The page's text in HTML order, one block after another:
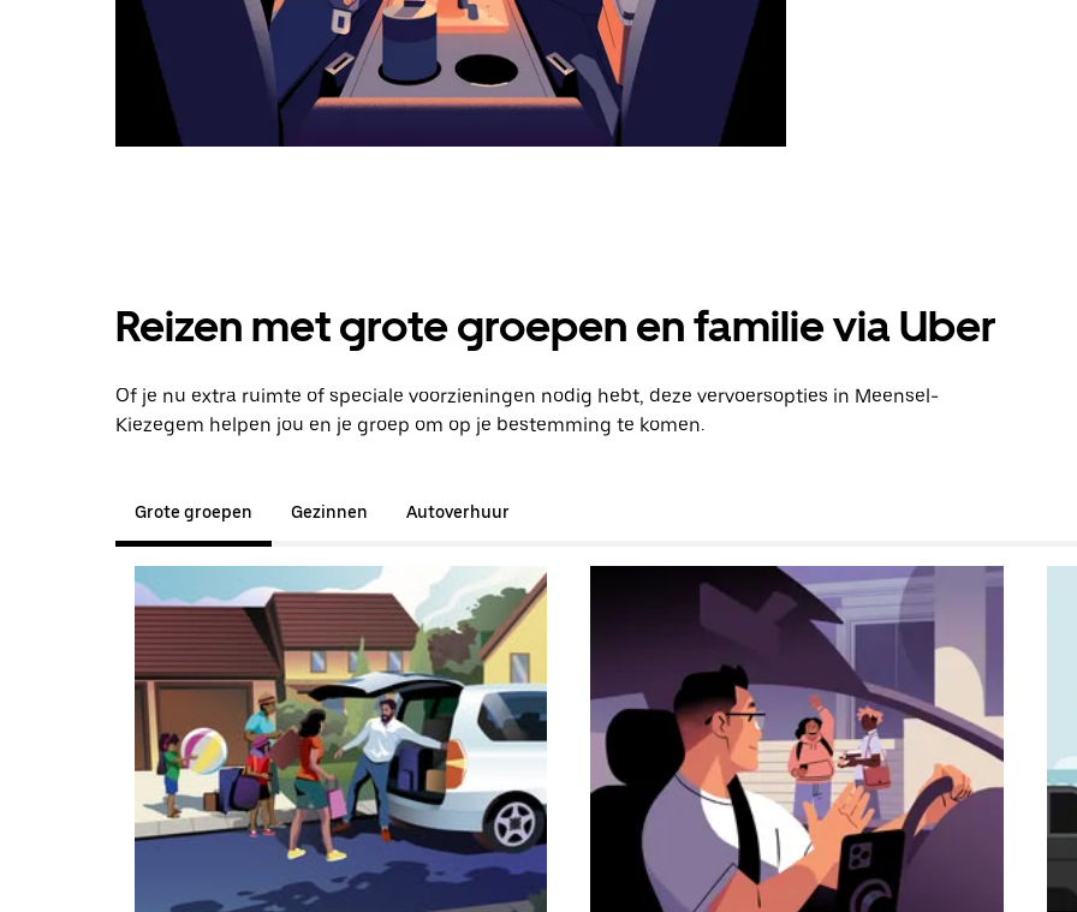
Reizen met grote groepen en familie via Uber
Of je nu extra ruimte of speciale voorzieningen nodig hebt, deze vervoersopties in Meensel-
Kiezegem helpen jou en je groep om op je bestemming te komen.
Grote groepen Gezinnen Autoverhuur